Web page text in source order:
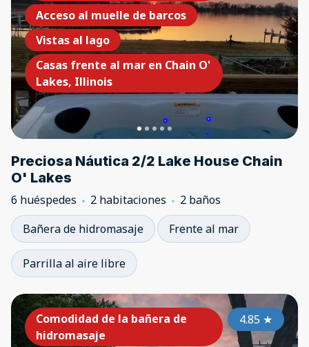
Acceso al muelle de barcos
Vistas al lago
Casas frente al mar en Chain O'
Lakes, Illinois
Preciosa Náutica 2/2 Lake House Chain
O' Lakes
6 huéspedes 2 habitaciones
2 baños
Bañera de hidromasaje
Frente al mar
Parrilla al aire libre
Comodidad de la bañera de
hidromasaje
4.85 ★